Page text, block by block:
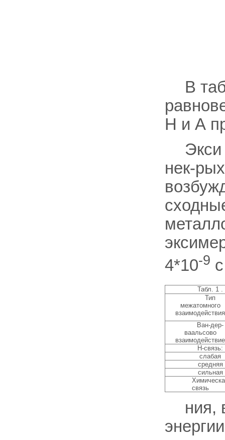
В
H и А
нек-
4*10-9
Табл. 1 .
Тип
межатомного
взаимодействия
Ван-дер-
ваальсово
взаимодействие
Н-связь:
слабая
средняя
сильная
связь
ния,